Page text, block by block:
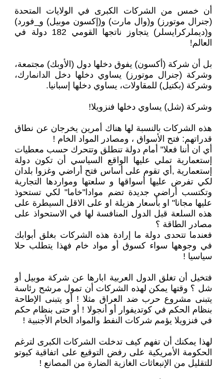
أن خمس من الشركات الكبرى في الولايات المتحدة
(جنرال موتورز) و(وال مارت) و(إكسون موبيل) و_فورد)
و(ديملركرايسلر) يتجاوز ناتجها القومي 182 دولة في
العالم!
بل أن شركة (أكسون) يفوق دخلها دول (الأوبك) مجتمعة،
وشركة (جنرال موتورز) يساوي دخلها دخل الدانمارك،
وشركة (بكتيل) للمقاولات، يساوي دخلها إسبانيا.
وشركة (شل) يساوي دخلها فنزويلا!
هذه الشركات بالنسبة لها هناك أمرين يخرجان عن نطاق
قدراتهم: فتح الأسواق ، ومصادر المواد الخام !
أي ان أننا فعلا" أمام دولة تنطلق وتتحرك حسب معطيات
إستعمارية تملي عليها الواقع السياسي أن تكون دولة
إستعمارية ,أي تقوم على أساس فتح أراضي وغزوا بلدان
لكي تفرض عليها أسواقها و سلعتها ومواردها التجارية
وتكتسب أراضي جديدة تضم موادا"خاما" لكي تستحوذ
عليها مجانا" او بأسعار هزيلة او على الاقل السيطرة على
هذه السلعة قبل الدول المنافسة لها في الاستحواذ على
مصادر الطاقة ؟
فعندما تتحدى دولة ما إرادة هذه الشركات بغلق أبوابك
في وجوهها سواء كسوق أو مواد خام فهذا يتطلب حلا
سياسيا !
فتخيل أن تغلق الدول العربية ابارها عن شركة موبيل أو
شل ؟ وقتها يمكن لهذه الشركات أن تمول مرشح رئاسة
يتبنى مشروع حرب ضد العراق مثلا ! أو يتبنى الإطاحة
بنظام الحكم في كوتديفوار أو أنجولا ! أو حتى بنظام حكم
في فنزويلا يؤمم شركات النفط والمواد الخام الأجنبية !
لهذا يمكنك أن تفهم كيف تدخلت الشركات الكبرى لترغم
الحكومة الأمريكية على رفض التوقيع على اتفاقية كيوتو
للتقليل من الإنبعاثات الغازية الضارة من المصانع !